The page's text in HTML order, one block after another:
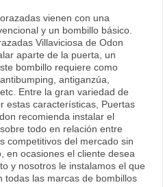
vienen con una
y un bombillo básico.
Villaviciosa de Odon
aparte de la puerta, un
bombillo requiere como
antiganzúa,
Entre la gran variedad de
estas características, Puertas
recomienda instalar el
todo en relación entre
competitivos del mercado sin
en ocasiones el cliente desea
y nosotros le instalamos el que
todas las marcas de bombillos